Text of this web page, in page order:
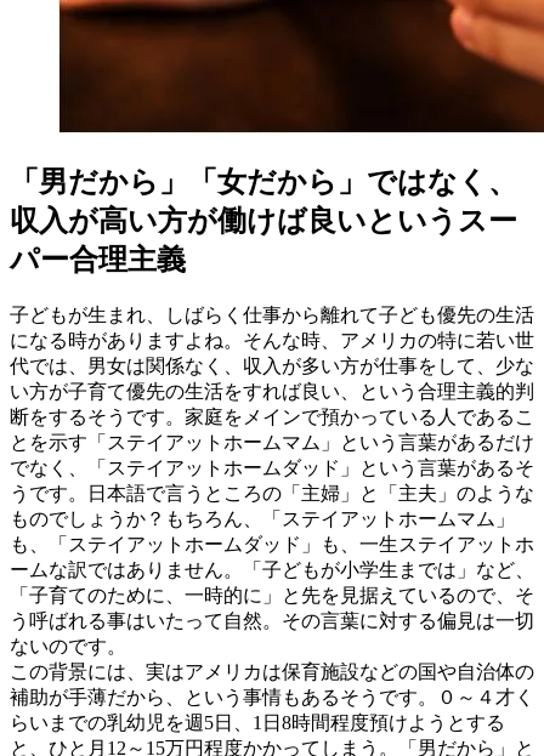
「男だから」「女だから」ではなく、
収入が高い方が働けば良いというスー
パー合理主義
子どもが生まれ、しばらく仕事から離れて子ども優先の生活
になる時がありますよね。そんな時、アメリカの特に若い世
代では、男女は関係なく、収入が多い方が仕事をして、少な
い方が子育て優先の生活をすれば良い、という合理主義的判
断をするそうです。家庭をメインで預かっている人であるこ
とを示す「ステイアットホームマム」という言葉があるだけ
でなく、「ステイアットホームダッド」という言葉があるそ
うです。日本語で言うところの「主婦」と「主夫」のような
ものでしょうか？もちろん、「ステイアットホームマム」
も、「ステイアットホームダッド」も、一生ステイアットホ
ームな訳ではありません。「子どもが小学生までは」など、
「子育てのために、一時的に」と先を見据えているので、そ
う呼ばれる事はいたって自然。その言葉に対する偏見は一切
ないのです。
この背景には、実はアメリカは保育施設などの国や自治体の
補助が手薄だから、という事情もあるそうです。０～４才く
らいまでの乳幼児を週5日、1日8時間程度預けようとする
と、ひと月12～15万円程度かかってしまう。「男だから」と